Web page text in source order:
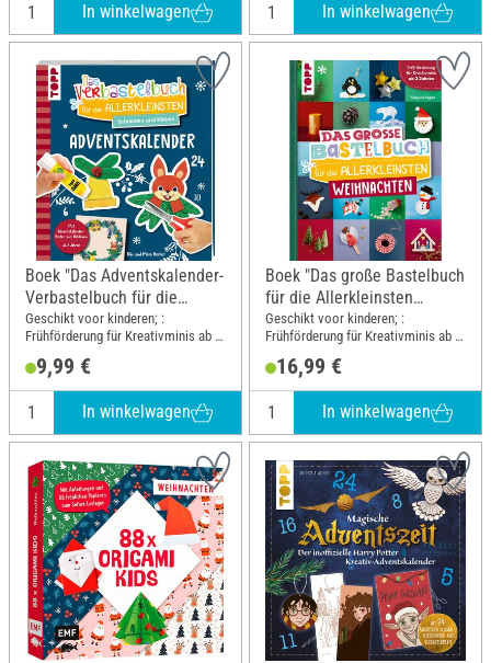
In winkelwagen In winkelwagen
Boek "Das Adventskalender-
Verbastelbuch für die
Allerkleinsten. Türkranz"
Geschikt voor kinderen; :
Frühförderung für Kreativminis ab 3
27.3 cm
9,99 €
In winkelwagen
Boek "Das große Bastelbuch
für die Allerkleinsten
Weihnachten"
Geschikt voor kinderen; :
Frühförderung für Kreativminis ab 2
25 cm
16,99 €
In winkelwagen